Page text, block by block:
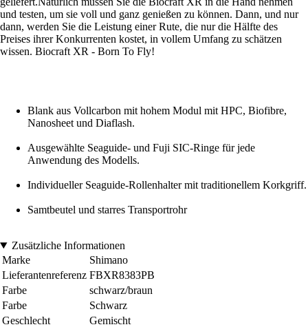
und testen, um sie voll und ganz genießen zu können. Dann, und nur
dann, werden Sie die Leistung einer Rute, die nur die Hälfte des
Preises ihrer Konkurrenten kostet, in vollem Umfang zu schätzen
wissen. Biocraft XR - Born To Fly!
Blank aus Vollcarbon mit hohem Modul mit HPC, Biofibre,
Nanosheet und Diaflash.
Ausgewählte Seaguide- und Fuji SIC-Ringe für jede
Anwendung des Modells.
Individueller Seaguide-Rollenhalter mit traditionellem Korkgriff.
Samtbeutel und starres Transportrohr
Zusätzliche Informationen
Marke
Shimano
Lieferantenreferenz FBXR8383PB
Farbe
schwarz/braun
Farbe
Schwarz
Geschlecht
Gemischt